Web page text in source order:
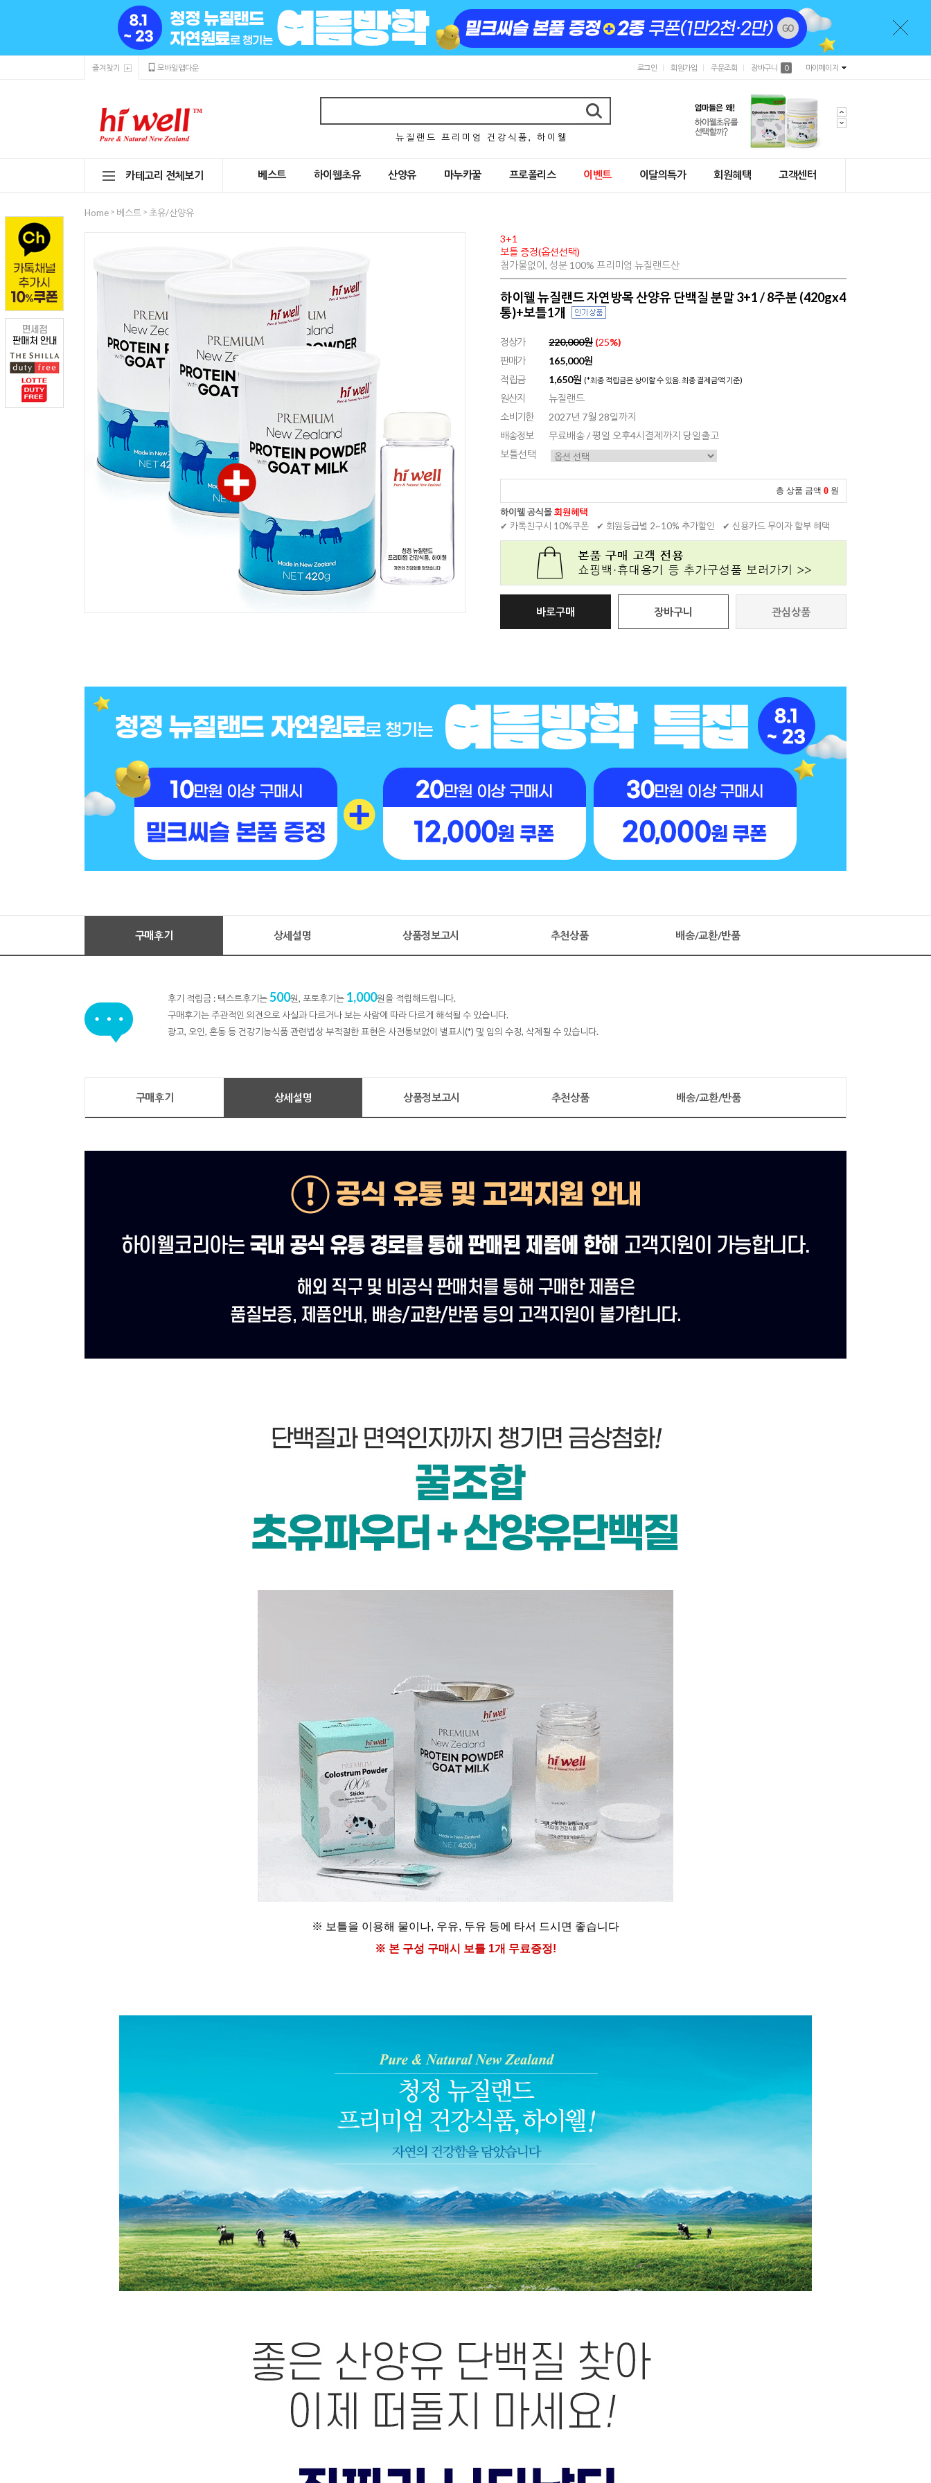
즐겨찾기 모바일앱다운 로그인 회원가입 주문조회 장바구니 0 마이페이지
뉴 질 랜 드 프 리 미 엄 건 강 식 품 , 하 이 웰
카테고리 전체보기 베스트 하이웰초유 산양유 마누카꿀 프로폴리스 이벤트 이달의특가 회원혜택 고객센터
Home > 베스트 > 초유/산양유
3+1
보틀 증정(옵션선택)
첨가물없이, 성분 100% 프리미엄 뉴질랜드산
하이웰 뉴질랜드 자연방목 산양유 단백질 분말 3+1 / 8주분 (420gx4
통)+보틀1개
정상가 220,000원 (25%)
판매가
165,000원
적립금
1,650원 (*최종 적립금은 상이할 수 있음. 최종 결제금액 기준)
원산지
뉴질랜드
소비기한
2027년 7월 28일까지
배송정보
무료배송 / 평일 오후4시결제까지 당일출고
보틀선택
총 상품 금액 0 원
하이웰 공식몰회원혜택
✔ 카톡친구시 10%쿠폰
✔ 회원등급별 2~10% 추가할인 ✔ 신용카드 무이자 할부 혜택
바로구매 장바구니 관심상품
구매후기 상세설명 상품정보고시 추천상품 배송/교환/반품
후기 적립금 : 텍스트후기는500원, 포토후기는 1,000원을 적립해드립니다.
구매후기는 주관적인 의견으로 사실과 다르거나 보는 사람에 따라 다르게 해석될 수 있습니다.
광고, 오인, 혼동 등 건강기능식품 관련법상 부적절한 표현은 사전통보없이 별표시(*) 및 임의 수정, 삭제될 수 있습니다.
구매후기 상세설명 상품정보고시 추천상품 배송/교환/반품
※ 보틀을 이용해 물이나, 우유, 두유 등에 타서 드시면 좋습니다
※ 본 구성 구매시 보틀 1개 무료증정!